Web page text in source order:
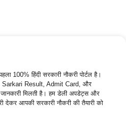
100% हिंदी सरकारी नौकरी पोर्टल है।
Sarkari Result, Admit Card, और
मिलती है। हम डेली अपडेट्स और
देकर आपकी सरकारी नौकरी की तैयारी को